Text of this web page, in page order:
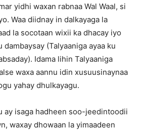
yidhi waxan rabnaa Wal Waal, si
Waa diidnay in dalkayaga la
la socotaan wixii ka dhacay iyo
dambaysay (Talyaaniga ayaa ku
Idama lihin Talyaaniga
waxa aannu idin xusuusinaynaa
yahay dhulkayagu.
ay isaga hadheen soo-jeedintoodii
waxay dhowaan la yimaadeen